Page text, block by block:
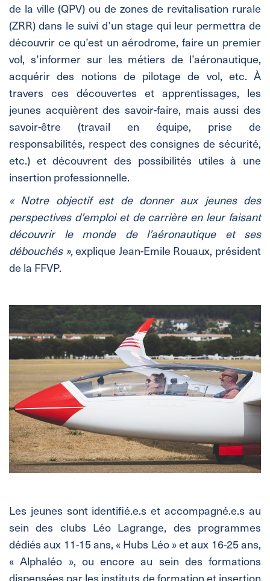
de la ville (QPV) ou de zones de revitalisation rurale
(ZRR) dans le suivi d’un stage qui leur permettra de
découvrir ce qu’est un aérodrome, faire un premier
vol, s’informer sur les métiers de l’aéronautique,
acquérir des notions de pilotage de vol, etc. À
travers ces découvertes et apprentissages, les
jeunes acquièrent des savoir-faire, mais aussi des
savoir-être (travail en équipe, prise de
responsabilités, respect des consignes de sécurité,
etc.) et découvrent des possibilités utiles à une
insertion professionnelle.
« Notre objectif est de donner aux jeunes des
perspectives d’emploi et de carrière en leur faisant
découvrir le monde de l’aéronautique et ses
débouchés »,explique Jean-Emile Rouaux, président
de la FFVP.
Les jeunes sont identifié.e.s et accompagné.e.s au
sein des clubs Léo Lagrange, des programmes
dédiés aux 11-15 ans, « Hubs Léo » et aux 16-25 ans,
« Alphaléo », ou encore au sein des formations
dispensées par les instituts de formation et insertion